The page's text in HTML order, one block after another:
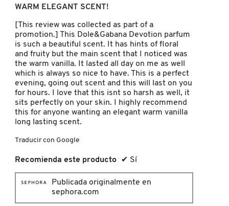
REDKEN
SARELLY
SEPHORA COLLECTION
SEPHORA FAVORITES
SHARK
de
estrellas.
WARM ELEGANT SCENT!
[This review was collected as part of a
promotion.] This Dole&Gabana Devotion parfum
is such a beautiful scent. It has hints of floral
and fruity but the main scent that I noticed was
the warm vanilla. It lasted all day on me as well
which is always so nice to have. This is a perfect
evening, going out scent and this will last on you
for hours. I love that this isnt so harsh as well, it
sits perfectly on your skin. I highly recommend
this for anyone wanting an elegant warm vanilla
long lasting scent.
Traducir con Google
Recomienda este producto ✔ Sí
Publicada originalmente en
sephora.com